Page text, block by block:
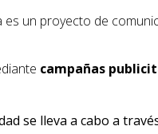
un proyecto de
campañas
se lleva a cabo a